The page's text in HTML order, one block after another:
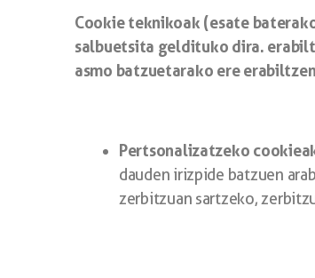
Cookie teknikoak (esate
salbuetsita geldituko dira.
asmo batzuetarako ere
Pertsonalizatzeko
dauden irizpide batzuen
zerbitzuan sartzeko,